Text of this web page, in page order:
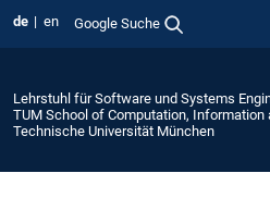
de en Google Suche
Lehrstuhl für Software und Systems
TUM School of Computation, Information
Technische Universität München